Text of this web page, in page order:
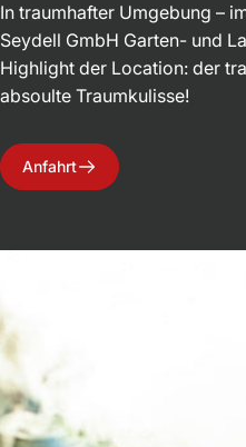
In traumhafter Umgebung –
Seydell GmbH Garten- und
Highlight der Location: der
absoulte Traumkulisse!
Anfahrt